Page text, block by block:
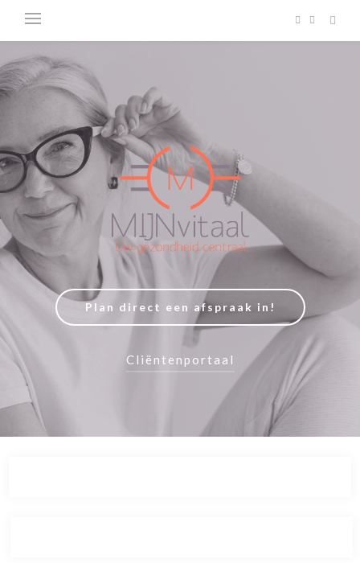
Plan direct een afspraak in!
Cliëntenportaal